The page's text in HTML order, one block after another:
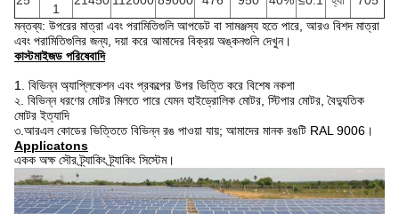
1
মন্তব্য: উপরের মাত্রা এবং পরামিতিগুলি আপডেট বা সামঞ্জস্য হতে পারে, আরও বিশদ মাত্রা
এবং পরামিতিগুলির জন্য, দয়া করে আমাদের বিক্রয় অঙ্কনগুলি দেখুন।
কাস্টমাইজড পরিষেবাদি
1. বিভিন্ন অ্যাপ্লিকেশন এবং প্রকল্পের উপর ভিত্তি করে বিশেষ নকশা
২. বিভিন্ন ধরণের মোটর মিলতে পারে যেমন হাইড্রোলিক মোটর, স্টিপার মোটর, বৈদ্যুতিক
মোটর ইত্যাদি
৩.আরএল কোডের ভিত্তিতে বিভিন্ন রঙ পাওয়া যায়; আমাদের মানক রঙটি RAL 9006।
Applicatons
একক অক্ষ সৌর ট্র্যাকিং ট্র্যাকিং সিস্টেম।